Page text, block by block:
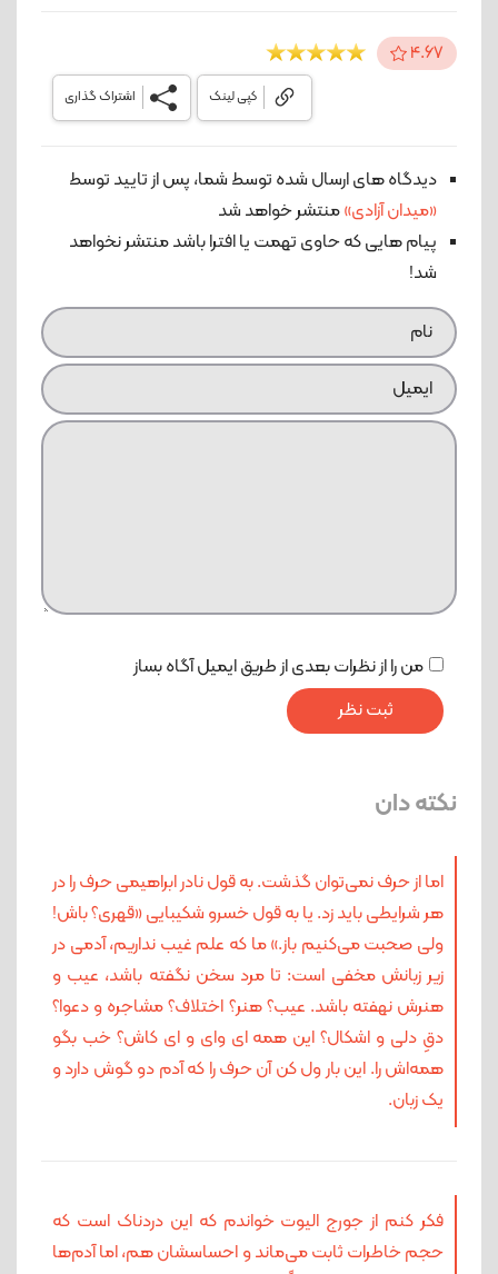
4.67
اشتراک گذاری کپی لینک
دیدگاه های ارسال شده توسط شما، پس از تایید توسط
«میدان آزادی»منتشر خواهد شد
پیام هایی که حاوی تهمت یا افترا باشد منتشر نخواهد
شد!
من را از نظرات بعدی از طریق ایمیل آگاه بساز
نکته دان
اما از حرف نمی‌توان گذشت. به قول نادر ابراهیمی حرف را در
هر شرایطی باید زد. یا به قول خسرو شکیبایی «قهری؟ باش!
ولی صحبت می‌کنیم باز.» ما که علم غیب نداریم، آدمی در
زیر زبانش مخفی ا‌ست: تا مرد سخن نگفته باشد، عیب و
هنرش نهفته باشد. عیب؟ هنر؟ اختلاف؟ مشاجره و دعوا؟
دقِ دلی و اشکال؟ این ‌همه ای ‌وای و ای ‌کاش؟ خب بگو
همه‌اش را. این ‌بار ول کن آن حرف را که آدم دو گوش دارد و
یک زبان.
فکر کنم از جورج الیوت خواندم که این دردناک است که
حجم خاطرات ثابت می‌ماند و احساسشان هم، اما آدم‌ها